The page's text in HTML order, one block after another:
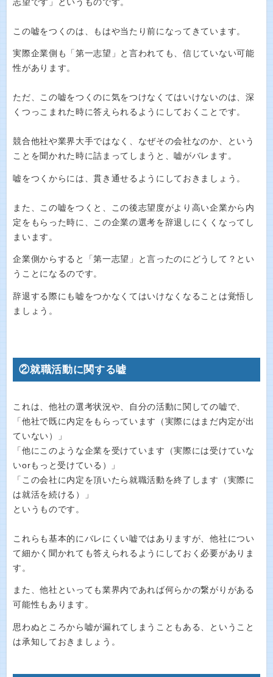
志望です」というものです。
この嘘をつくのは、もはや当たり前になってきています。
実際企業側も「第一志望」と言われても、信じていない可能
性があります。
ただ、この嘘をつくのに気をつけなくてはいけないのは、深
くつっこまれた時に答えられるようにしておくことです。
競合他社や業界大手ではなく、なぜその会社なのか、という
ことを聞かれた時に詰まってしまうと、嘘がバレます。
嘘をつくからには、貫き通せるようにしておきましょう。
また、この嘘をつくと、この後志望度がより高い企業から内
定をもらった時に、この企業の選考を辞退しにくくなってし
まいます。
企業側からすると「第一志望」と言ったのにどうして？とい
うことになるのです。
辞退する際にも嘘をつかなくてはいけなくなることは覚悟し
ましょう。
②就職活動に関する嘘
これは、他社の選考状況や、自分の活動に関しての嘘で、
「他社で既に内定をもらっています（実際にはまだ内定が出
ていない）」
「他にこのような企業を受けています（実際には受けていな
いorもっと受けている）」
「この会社に内定を頂いたら就職活動を終了します（実際に
は就活を続ける）」
というものです。
これらも基本的にバレにくい嘘ではありますが、他社につい
て細かく聞かれても答えられるようにしておく必要がありま
す。
また、他社といっても業界内であれば何らかの繋がりがある
可能性もあります。
思わぬところから嘘が漏れてしまうこともある、ということ
は承知しておきましょう。